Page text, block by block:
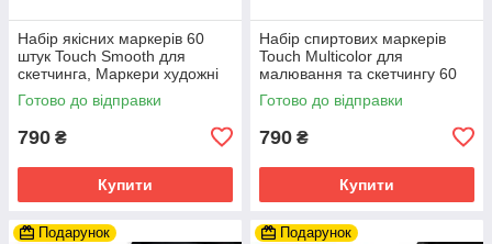
Набір якісних маркерів 60
штук Touch Smooth для
скетчинга, Маркери художні
двосторонні
Готово до відправки
790 ₴
Купити
Набір спиртових маркерів
Touch Multicolor для
малювання та скетчингу 60
шт, фломастери для
художників
Готово до відправки
790 ₴
Купити
Подарунок Подарунок